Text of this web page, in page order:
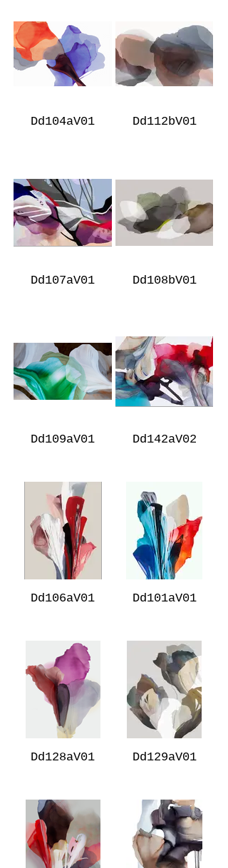
Dd104aV01 Dd112bV01
Dd107aV01 Dd108bV01
Dd109aV01 Dd142aV02
Dd106aV01 Dd101aV01
Dd128aV01 Dd129aV01